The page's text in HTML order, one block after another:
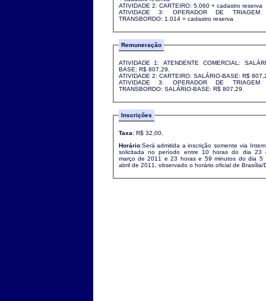
ATIVIDADE 2: CARTEIRO: 5.060 + cadastro reserva
ATIVIDADE 3: OPERADOR DE
TRANSBORDO: 1.014 = cadastro reserva
Remuneração
ATIVIDADE 1: ATENDENTE COMERCIAL:
BASE: R$ 807,29.
ATIVIDADE 2: CARTEIRO: SALÁRIO-BASE: R$
ATIVIDADE 3: OPERADOR DE
TRANSBORDO: SALÁRIO-BASE: R$ 807,29.
Inscrições
Taxa: R$ 32,00.
Horário:Será admitida a inscrição somente via
solicitada no período entre 10 horas do dia 23
março de 2011 e 23 horas e 59 minutos do dia 5 de
abril de 2011, observado o horário oficial de Brasília/